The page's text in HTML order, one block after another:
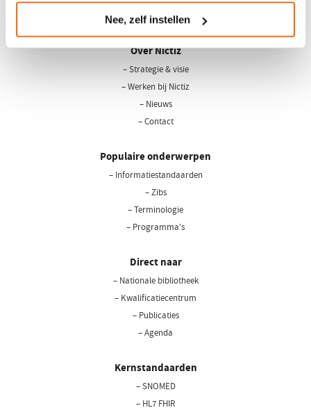
Nee, zelf instellen
LinkedInYoutube
Over Nictiz
– Strategie & visie
– Werken bij Nictiz
– Nieuws
– Contact
Populaire onderwerpen
– Informatiestandaarden
– Zibs
– Terminologie
– Programma's
Direct naar
– Nationale bibliotheek(opent
– Kwalificatiecentrum
– Publicaties
– Agenda
Kernstandaarden
– SNOMED
– HL7 FHIR